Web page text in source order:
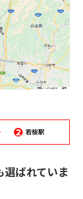
ばれていま